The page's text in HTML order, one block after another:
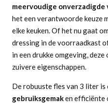
meervoudige onverzadigde
het een verantwoorde keuze
elke keuken. Of het nu gaat
dressing in de voorraadkast
in een drukke omgeving,
zuivere eigenschappen.
De robuuste fles van 3 liter
gebruiksgemaken efficiënte